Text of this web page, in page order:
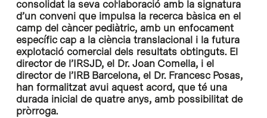
consolidat la seva col·laboració amb la signatura
d’un conveni que impulsa la recerca bàsica en el
camp del càncer pediàtric, amb un enfocament
específic cap a la ciència translacional i la futura
explotació comercial dels resultats obtinguts. El
director de l’IRSJD, el Dr. Joan Comella, i el
director de l’IRB Barcelona, el Dr. Francesc Posas,
han formalitzat avui aquest acord, que té una
durada inicial de quatre anys, amb possibilitat de
pròrroga.